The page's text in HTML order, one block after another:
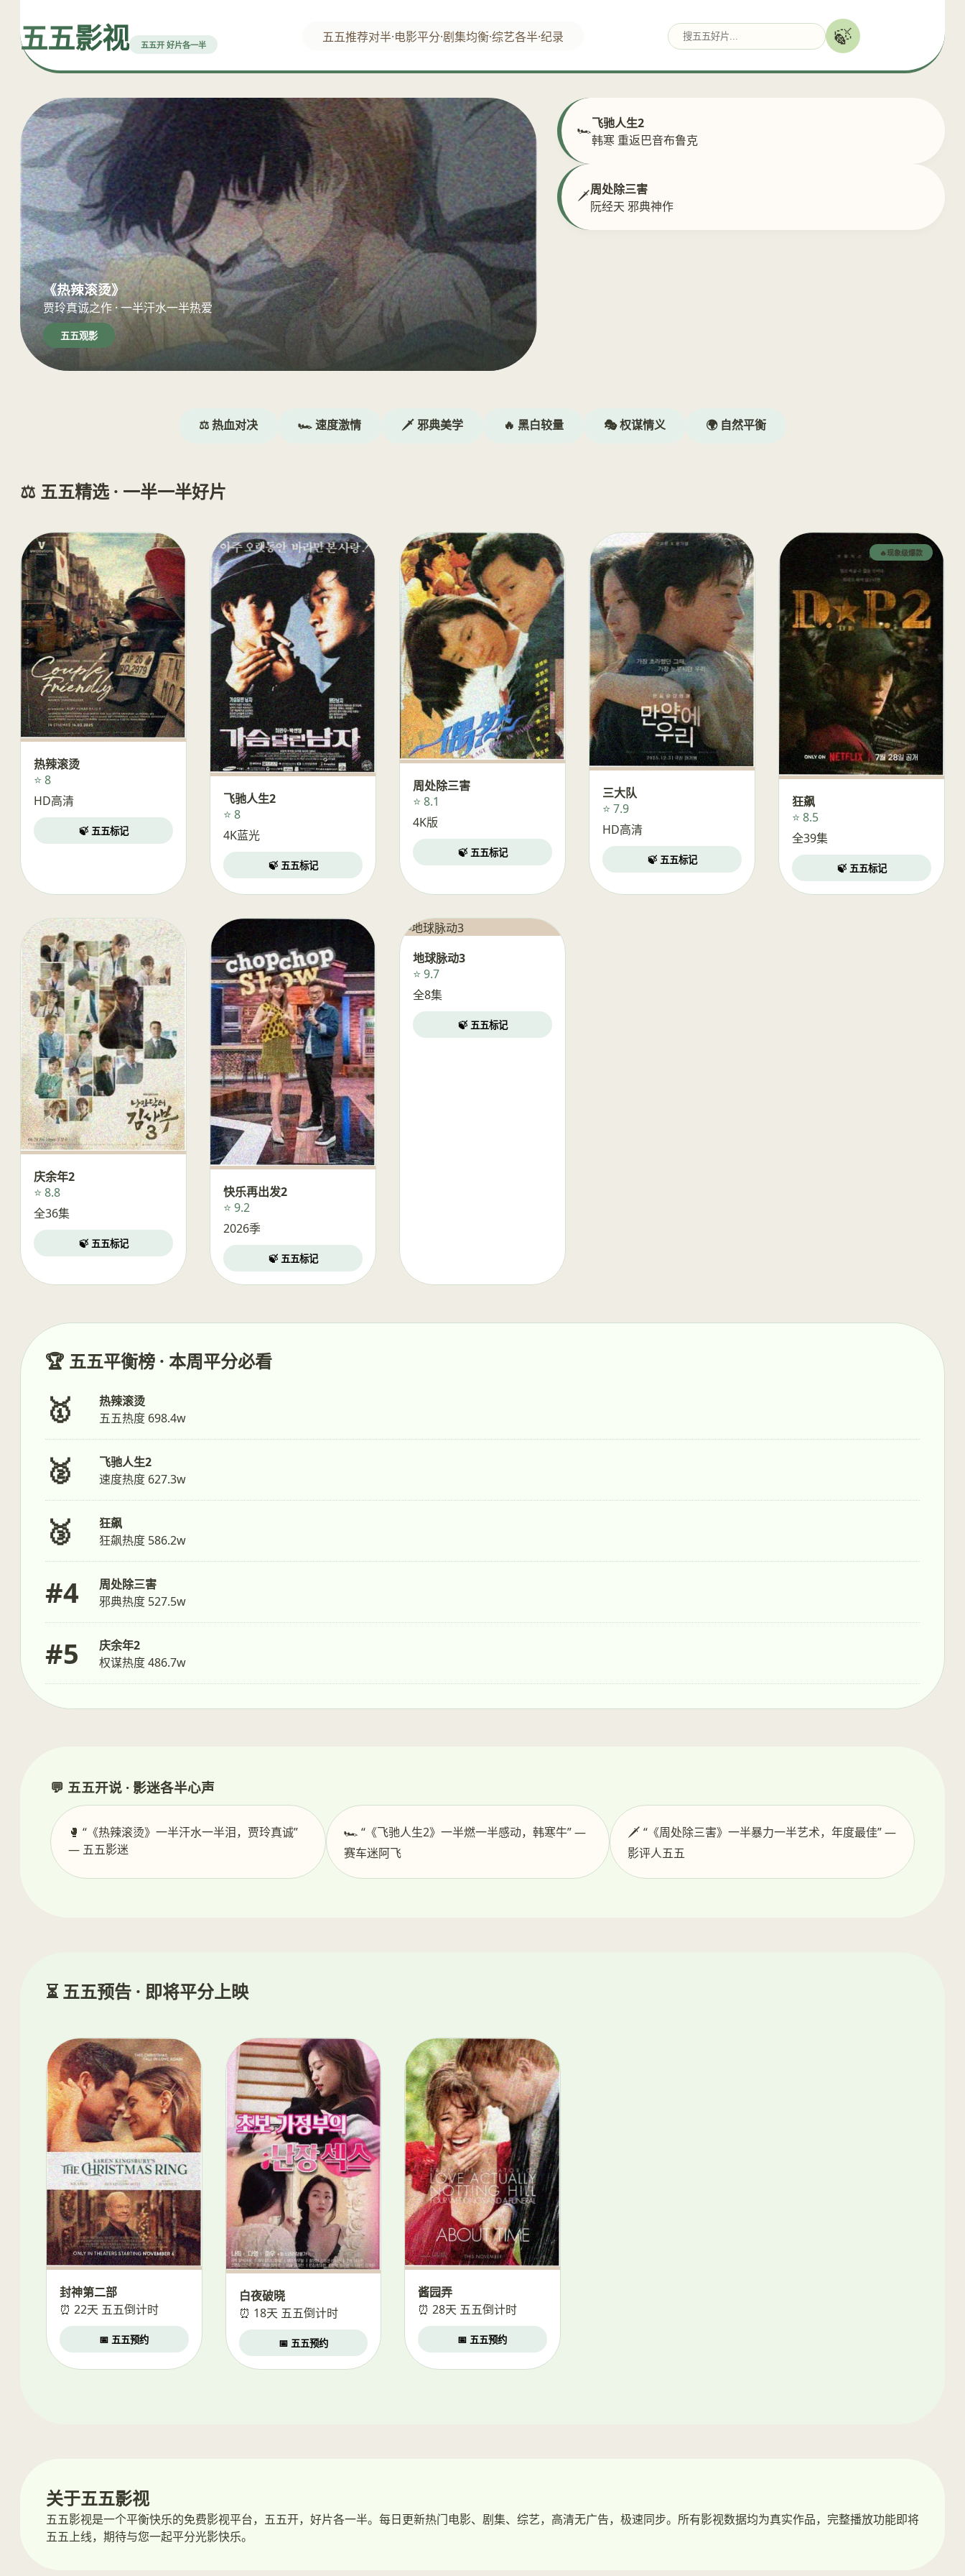
五五影视 五五开 好片各一半
五五推荐对半·电影平分·剧集均衡·综艺各半·纪录 🍃
《热辣滚烫》
贾玲真诚之作 · 一半汗水一半热爱
五五观影
🏎️飞驰人生2
韩寒 重返巴音布鲁克
🗡️周处除三害
阮经天 邪典神作
⚖️ 热血对决 🏎️ 速度激情 🗡️ 邪典美学 🔥 黑白较量 🎭 权谋情义 🌍 自然平衡
⚖️ 五五精选 · 一半一半好片
热辣滚烫
⭐ 8
HD高清
🍃 五五标记
飞驰人生2
⭐ 8
4K蓝光
🍃 五五标记
周处除三害
⭐ 8.1
4K版
🍃 五五标记
三大队
⭐ 7.9
HD高清
🍃 五五标记
🔥现象级爆款
狂飙
⭐ 8.5
全39集
🍃 五五标记
庆余年2
⭐ 8.8
全36集
🍃 五五标记
快乐再出发2
⭐ 9.2
2026季
🍃 五五标记
地球脉动3
⭐ 9.7
全8集
🍃 五五标记
🏆 五五平衡榜 · 本周平分必看
🥇
热辣滚烫
五五热度 698.4w
🥈
飞驰人生2
速度热度 627.3w
🥉
狂飙
狂飙热度 586.2w
#4
周处除三害
邪典热度 527.5w
#5
庆余年2
权谋热度 486.7w
💬 五五开说 · 影迷各半心声
🥊 “《热辣滚烫》一半汗水一半泪，贾玲真诚”
— 五五影迷
🏎️ “《飞驰人生2》一半燃一半感动，韩寒牛” —
赛车迷阿飞
🗡️ “《周处除三害》一半暴力一半艺术，年度最佳” —
影评人五五
⏳ 五五预告 · 即将平分上映
封神第二部
⏰ 22天 五五倒计时
📅 五五预约
白夜破晓
⏰ 18天 五五倒计时
📅 五五预约
酱园弄
⏰ 28天 五五倒计时
📅 五五预约
关于五五影视
五五影视是一个平衡快乐的免费影视平台，五五开，好片各一半。每日更新热门电影、剧集、综艺，高清无广告，极速同步。所有影视数据均为真实作品，完整播放功能即将
五五上线，期待与您一起平分光影快乐。